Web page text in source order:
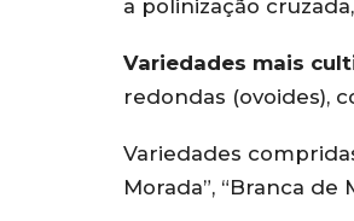
a polinização
Variedades mais
redondas (ovoides),
Variedades
Morada”, “Branca de